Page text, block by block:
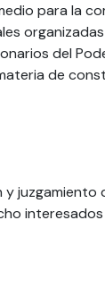
para la
del
de
y juzgamiento